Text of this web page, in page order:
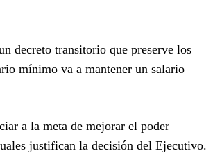
decreto transitorio que preserve los
mínimo va a mantener un salario
a la meta de mejorar el poder
justifican la decisión del Ejecutivo.